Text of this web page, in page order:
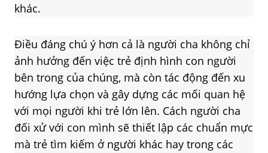
khác.
Điều đáng chú ý hơn cả là người cha không chỉ
ảnh hưởng đến việc trẻ định hình con người
bên trong của chúng, mà còn tác động đến xu
hướng lựa chọn và gây dựng các mối quan hệ
với mọi người khi trẻ lớn lên. Cách người cha
đối xử với con mình sẽ thiết lập các chuẩn mực
mà trẻ tìm kiếm ở người khác hay trong các